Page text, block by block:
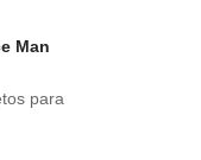
Man
para